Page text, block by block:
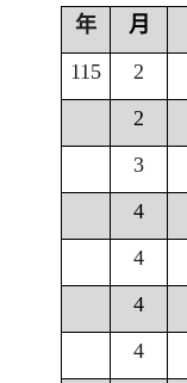
年 月
115
2
2
3
4
4
4
4